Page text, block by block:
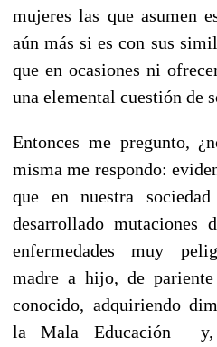
mujeres las que asumen
aún más si es con sus
que en ocasiones ni
una elemental cuestión de
Entonces me pregunto,
misma me respondo:
que en nuestra
desarrollado mutaciones
enfermedades muy
madre a hijo, de
conocido, adquiriendo
la Mala Educación